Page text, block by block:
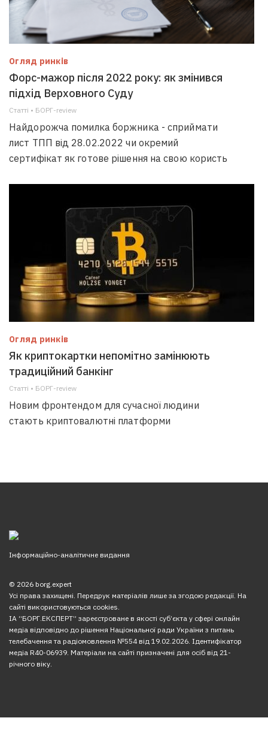
Огляд ринків
Форс-мажор після 2022 року: як змінився
підхід Верховного Суду
Статті • БОРГ-review
Найдорожча помилка боржника - сприймати
лист ТПП від 28.02.2022 чи окремий
сертифікат як готове рішення на свою користь
Огляд ринків
Як криптокартки непомітно замінюють
традиційний банкінг
Статті • БОРГ-review
Новим фронтендом для сучасної людини
стають криптовалютні платформи
Інформаційно-аналітичне видання
© 2026 borg.expert
Усі права захищені. Передрук матеріалів лише за згодою редакції. На
сайті використовуються cookies.
ІА “БОРГ.ЕКСПЕРТ” зареєстроване в якості суб’єкта у сфері онлайн
медіа відповідно до рішення Національної ради України з питань
телебачення та радіомовлення №554 від 19.02.2026. Ідентифікатор
медіа R40-06939. Матеріали на сайті призначені для осіб від 21-
річного віку.